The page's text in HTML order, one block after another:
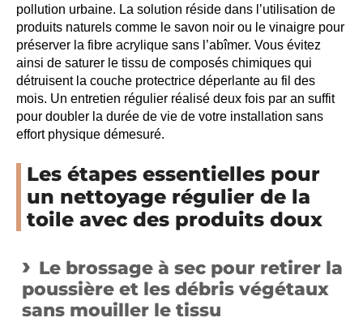
pollution urbaine. La solution réside dans l’utilisation de
produits naturels comme le savon noir ou le vinaigre pour
préserver la fibre acrylique sans l’abîmer. Vous évitez
ainsi de saturer le tissu de composés chimiques qui
détruisent la couche protectrice déperlante au fil des
mois. Un entretien régulier réalisé deux fois par an suffit
pour doubler la durée de vie de votre installation sans
effort physique démesuré.
Les étapes essentielles pour
un nettoyage régulier de la
toile avec des produits doux
Le brossage à sec pour retirer la
poussière et les débris végétaux
sans mouiller le tissu